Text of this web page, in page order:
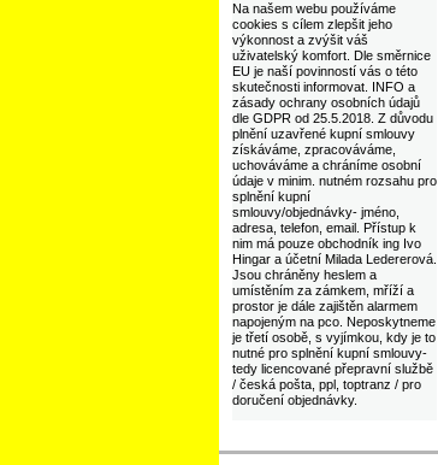
Na našem webu používáme
cookies s cílem zlepšit jeho
výkonnost a zvýšit váš
uživatelský komfort. Dle směrnice
EU je naší povinností vás o této
skutečnosti informovat. INFO a
zásady ochrany osobních údajů
dle GDPR od 25.5.2018. Z důvodu
plnění uzavřené kupní smlouvy
získáváme, zpracováváme,
uchováváme a chráníme osobní
údaje v minim. nutném rozsahu pro
splnění kupní
smlouvy/objednávky- jméno,
adresa, telefon, email. Přístup k
nim má pouze obchodník ing Ivo
Hingar a účetní Milada Ledererová.
Jsou chráněny heslem a
umístěním za zámkem, mříží a
prostor je dále zajištěn alarmem
napojeným na pco. Neposkytneme
je třetí osobě, s vyjímkou, kdy je to
nutné pro splnění kupní smlouvy-
tedy licencované přepravní službě
/ česká pošta, ppl, toptranz / pro
doručení objednávky.